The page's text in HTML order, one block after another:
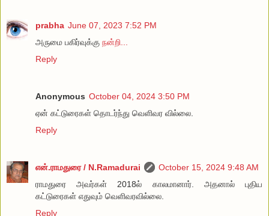
prabha June 07, 2023 7:52 PM
அருமை பகிர்வுக்கு நன்றி...
Reply
Anonymous October 04, 2024 3:50 PM
ஏன் கட்டுரைகள் தொடர்ந்து வெளிவர வில்லை.
Reply
என்.ராமதுரை / N.Ramadurai
October 15, 2024 9:48 AM
ராமதுரை அவர்கள் 2018ல் காலமானார். அதனால் புதிய
கட்டுரைகள் எதுவும் வெளிவரவில்லை.
Reply